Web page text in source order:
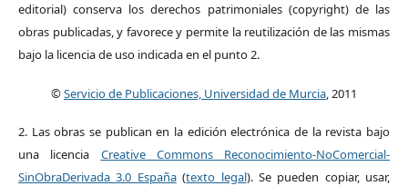
editorial) conserva los derechos patrimoniales (copyright) de las
obras publicadas, y favorece y permite la reutilización de las mismas
bajo la licencia de uso indicada en el punto 2.
©Servicio de Publicaciones, Universidad de Murcia, 2011
2. Las obras se publican en la edición electrónica de la revista bajo
una licencia Creative Commons Reconocimiento-NoComercial-
SinObraDerivada 3.0 España(texto legal). Se pueden copiar, usar,